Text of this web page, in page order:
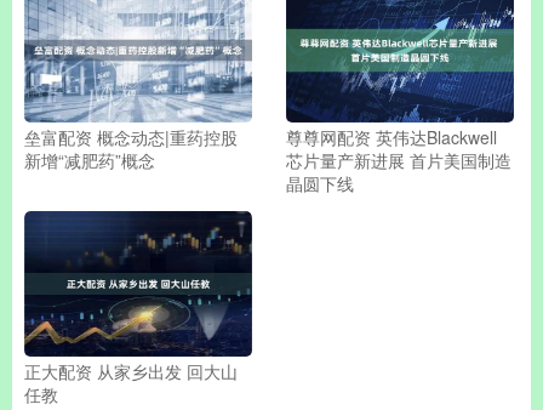
垒富配资 概念动态|重药控股
新增“减肥药”概念
尊尊网配资 英伟达Blackwell
芯片量产新进展 首片美国制造
晶圆下线
正大配资 从家乡出发 回大山
任教